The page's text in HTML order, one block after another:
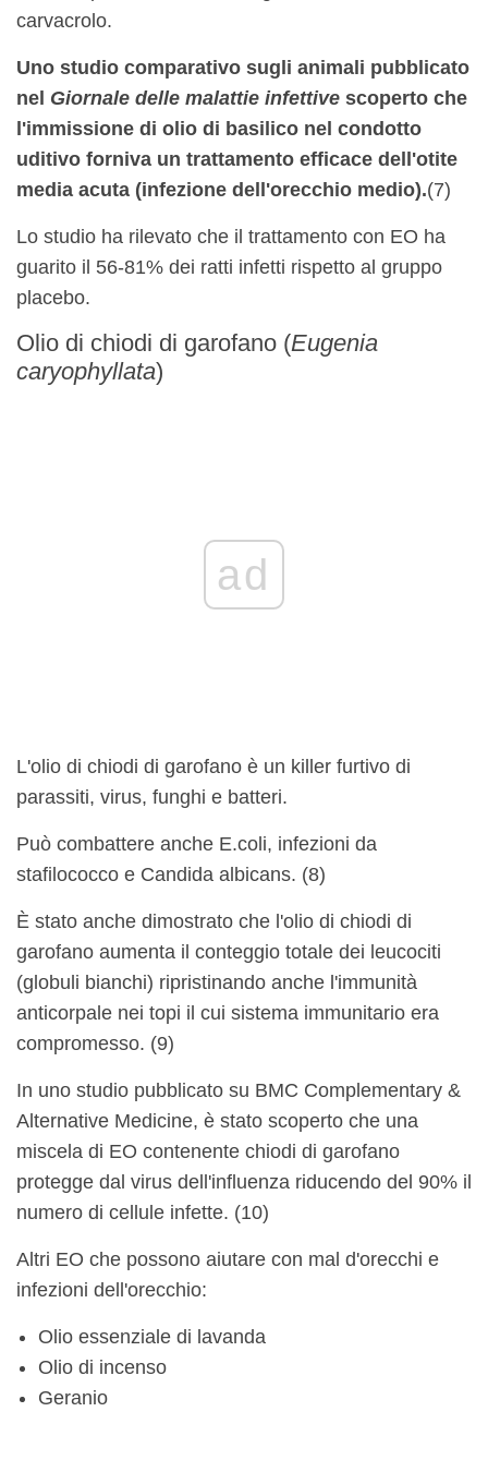
carvacrolo.
Uno studio comparativo sugli animali pubblicato
nel Giornale delle malattie infettive scoperto che
l'immissione di olio di basilico nel condotto
uditivo forniva un trattamento efficace dell'otite
media acuta (infezione dell'orecchio medio).(7)
Lo studio ha rilevato che il trattamento con EO ha
guarito il 56-81% dei ratti infetti rispetto al gruppo
placebo.
Olio di chiodi di garofano (Eugenia
caryophyllata)
ad
L'olio di chiodi di garofano è un killer furtivo di
parassiti, virus, funghi e batteri.
Può combattere anche E.coli, infezioni da
stafilococco e Candida albicans. (8)
È stato anche dimostrato che l'olio di chiodi di
garofano aumenta il conteggio totale dei leucociti
(globuli bianchi) ripristinando anche l'immunità
anticorpale nei topi il cui sistema immunitario era
compromesso. (9)
In uno studio pubblicato su BMC Complementary &
Alternative Medicine, è stato scoperto che una
miscela di EO contenente chiodi di garofano
protegge dal virus dell'influenza riducendo del 90% il
numero di cellule infette. (10)
Altri EO che possono aiutare con mal d'orecchi e
infezioni dell'orecchio:
Olio essenziale di lavanda
Olio di incenso
Geranio